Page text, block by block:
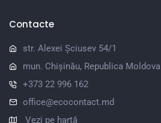
Contacte
str. Alexei Șciusev 54/1
mun. Chișinău, Republica Moldova
+373 22 996 162
office@ecocontact.md
Vezi pe hartă